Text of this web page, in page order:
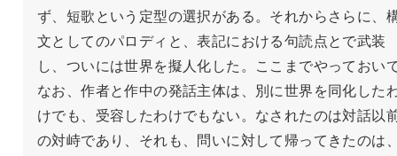
ず、短歌という定型の選択がある。それからさらに、
文としてのパロディと、表記における句読点とで武装
し、ついには世界を擬人化した。ここまでやっておい
なお、作者と作中の発話主体は、別に世界を同化した
けでも、受容したわけでもない。なされたのは対話以
の対峙であり、それも、問いに対して帰ってきたのは